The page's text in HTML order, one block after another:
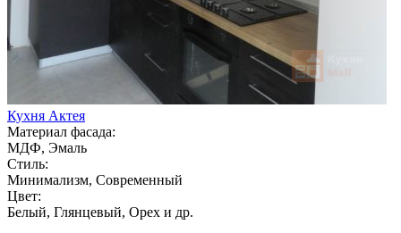
Кухня Актея
Материал фасада:
МДФ, Эмаль
Стиль:
Минимализм, Современный
Цвет:
Белый, Глянцевый, Орех и др.